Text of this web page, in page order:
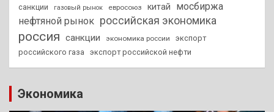
санкции
газовый рынок евросоюз китай
мосбиржа
нефтяной рынок российская экономика
россия санкции экономика россии
экспорт
российского газа
экспорт российской нефти
Экономика